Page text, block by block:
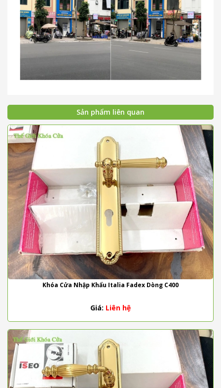
Sản phẩm liên quan
Khóa Cửa Nhập Khẩu Italia Fadex Dòng C400
Giá: Liên hệ